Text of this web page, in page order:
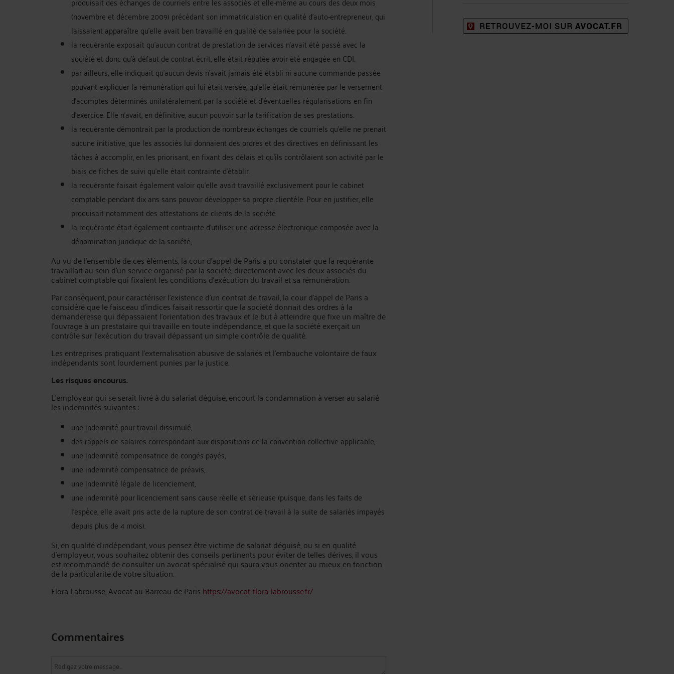
(novembre et décembre 2009) précédant son immatriculation en qualité d’auto-entrepreneur, qui
laissaient apparaître qu’elle avait ben travaillé en qualité de salariée pour la société.
la requérante exposait qu’aucun contrat de prestation de services n’avait été passé avec la
société et donc qu’à défaut de contrat écrit, elle était réputée avoir été engagée en CDI.
par ailleurs, elle indiquait qu’aucun devis n’avait jamais été établi ni aucune commande passée
pouvant expliquer la rémunération qui lui était versée, qu’elle était rémunérée par le versement
d’acomptes déterminés unilatéralement par la société et d’éventuelles régularisations en fin
d’exercice. Elle n’avait, en définitive, aucun pouvoir sur la tarification de ses prestations.
la requérante démontrait par la production de nombreux échanges de courriels qu’elle ne prenait
aucune initiative, que les associés lui donnaient des ordres et des directives en définissant les
tâches à accomplir, en les priorisant, en fixant des délais et qu’ils contrôlaient son activité par le
biais de fiches de suivi qu’elle était contrainte d’établir.
la requérante faisait également valoir qu’elle avait travaillé exclusivement pour le cabinet
comptable pendant dix ans sans pouvoir développer sa propre clientèle. Pour en justifier, elle
produisait notamment des attestations de clients de la société.
la requérante était également contrainte d’utiliser une adresse électronique composée avec la
dénomination juridique de la société,
Au vu de l’ensemble de ces éléments, la cour d’appel de Paris a pu constater que la requérante
travaillait au sein d’un service organisé par la société, directement avec les deux associés du
cabinet comptable qui fixaient les conditions d’exécution du travail et sa rémunération.
Par conséquent, pour caractériser l’existence d’un contrat de travail, la cour d’appel de Paris a
considéré que le faisceau d’indices faisait ressortir que la société donnait des ordres à la
demanderesse qui dépassaient l’orientation des travaux et le but à atteindre que fixe un maître de
l’ouvrage à un prestataire qui travaille en toute indépendance, et que la société exerçait un
contrôle sur l’exécution du travail dépassant un simple contrôle de qualité.
Les entreprises pratiquant l’externalisation abusive de salariés et l’embauche volontaire de faux
indépendants sont lourdement punies par la justice.
Les risques encourus.
L’employeur qui se serait livré à du salariat déguisé, encourt la condamnation à verser au salarié
les indemnités suivantes :
une indemnité pour travail dissimulé,
des rappels de salaires correspondant aux dispositions de la convention collective applicable,
une indemnité compensatrice de congés payés,
une indemnité compensatrice de préavis,
une indemnité légale de licenciement,
une indemnité pour licenciement sans cause réelle et sérieuse (puisque, dans les faits de
l’espèce, elle avait pris acte de la rupture de son contrat de travail à la suite de salariés impayés
depuis plus de 4 mois).
Si, en qualité d’indépendant, vous pensez être victime de salariat déguisé, ou si en qualité
d’employeur, vous souhaitez obtenir des conseils pertinents pour éviter de telles dérives, il vous
est recommandé de consulter un avocat spécialisé qui saura vous orienter au mieux en fonction
de la particularité de votre situation.
Flora Labrousse, Avocat au Barreau de Paris https://avocat-flora-labrousse.fr/
Commentaires